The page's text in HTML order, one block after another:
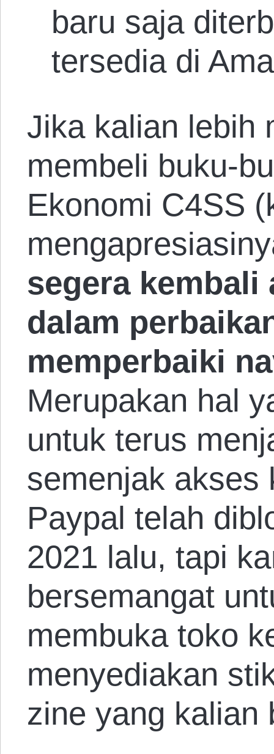
baru saja
tersedia di
Jika kalian lebih
membeli buku-
Ekonomi C4SS
segera kembali
dalam
memperbaiki
Merupakan hal
untuk terus
semenjak akses
Paypal telah
2021 lalu, tapi
bersemangat
membuka toko
menyediakan
zine yang kalian